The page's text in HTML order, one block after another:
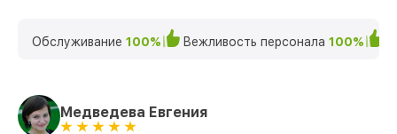
Обслуживание 100% Вежливость персонала 100%
Медведева Евгения